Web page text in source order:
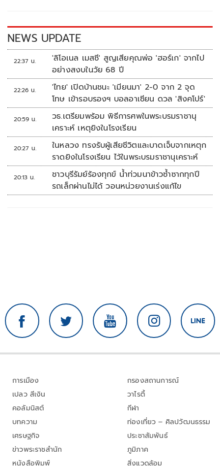
k k
NEWS UPDATE
22:37 น.
'ลิโอเนล เมสซี' สูญเสียคุณพ่อ 'ฮอร์เก' จากไป
อย่างสงบในวัย 68 ปี
22:26 น.
'ไทย' เปิดบ้านชนะ 'เมียนมา' 2-0 จาก 2 จุด
โทษ เข้ารอบรองฯ บอลอาเซียน ดวล 'สิงคโปร์'
20:59 น.
วธ.เตรียมพร้อม พิธีการศพในพระบรมราชานุ
เคราะห์ เหตุยิงในโรงเรียน
20:27 น.
ในหลวง ทรงรับผู้เสียชีวิตและบาดเจ็บจากเหตุก
ราดยิงในโรงเรียน ไว้ในพระบรมราชานุเคราะห์
20:13 น.
ชาวบุรีรัมย์ร้องทุกข์ น้ำท่วมนาข้าวซ้ำซากทุกปี
รถเล็กผ่านไม่ได้ วอนหน่วยงานเร่งแก้ไข
การเมือง
เปลว สีเงิน
คอลัมนิสต์
บทความ
เศรษฐกิจ
ข่าวพระราชสำนัก
หนังสือพิมพ์
กรองสถานการณ์
วาไรตี้
กีฬา
ท่องเที่ยว – ศิลปวัฒนธรรม
ประชาสัมพันธ์
ภูมิภาค
สิ่งแวดล้อม